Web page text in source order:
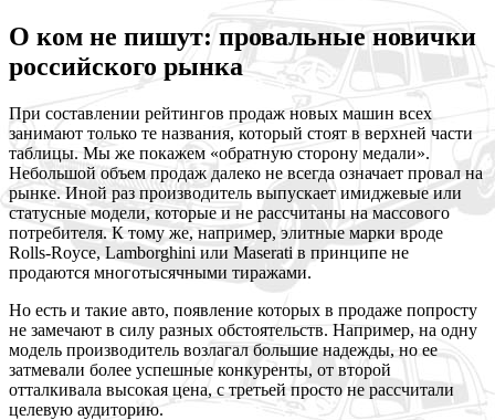
О ком не пишут: провальные новички
российского рынка
При составлении рейтингов продаж новых машин всех
занимают только те названия, который стоят в верхней части
таблицы. Мы же покажем «обратную сторону медали».
Небольшой объем продаж далеко не всегда означает провал на
рынке. Иной раз производитель выпускает имиджевыеили
статусные модели, которые и не рассчитаны на массового
потребителя. К тому же, например, элитные марки вроде
Rolls-Royce, Lamborghini или Maserati в принципе не
продаются многотысячными тиражами.
Но есть и такие авто, появление которых в продаже попросту
не замечают в силу разных обстоятельств. Например, на одну
модель производитель возлагал большие надежды, но ее
затмевали более успешные конкуренты, от второй
отталкивала высокая цена, с третьей просто не рассчитали
целевую аудиторию.